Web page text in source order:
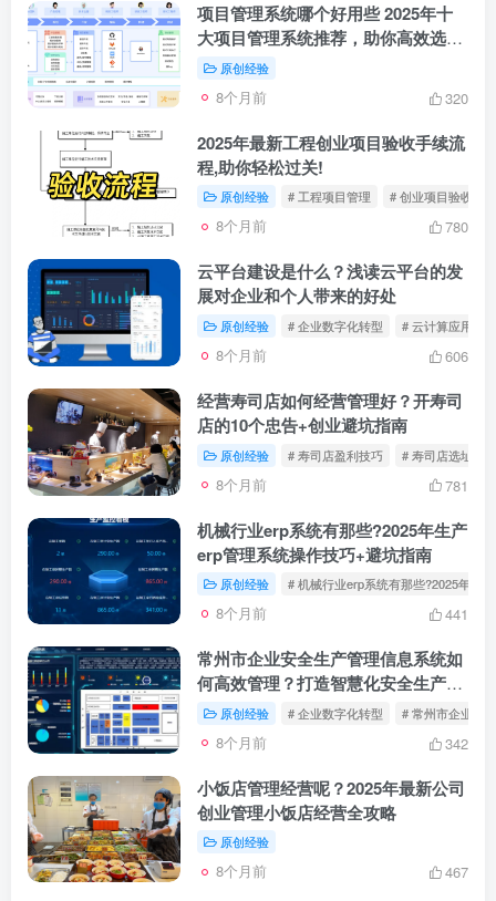
项目管理系统哪个好用些 2025年十
大项目管理系统推荐，助你高效选对
平台轻松管项目
原创经验
8个月前 320
2025年最新工程创业项目验收手续流
程,助你轻松过关!
原创经验 # 工程项目管理 # 创业项目验收流程
8个月前 780
云平台建设是什么？浅读云平台的发
展对企业和个人带来的好处
原创经验 # 企业数字化转型 # 云计算应用场景
8个月前 606
经营寿司店如何经营管理好？开寿司
店的10个忠告+创业避坑指南
原创经验 # 寿司店盈利技巧 # 寿司店选址经验
8个月前 781
机械行业erp系统有那些?2025年生产
erp管理系统操作技巧+避坑指南
原创经验 # 机械行业erp系统有那些?2025年生
8个月前 441
常州市企业安全生产管理信息系统如
何高效管理？打造智慧化安全生产新
模式原创经验 # 企业数字化转型 # 常州市企业安
8个月前 342
小饭店管理经营呢？2025年最新公司
创业管理小饭店经营全攻略
原创经验
8个月前 467